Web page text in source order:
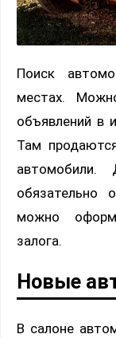
Поиск
местах.
объявлений в
Там
автомобили.
обязательно
можно
залога.
Новые
В салоне